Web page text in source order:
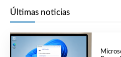
Últimas noticias